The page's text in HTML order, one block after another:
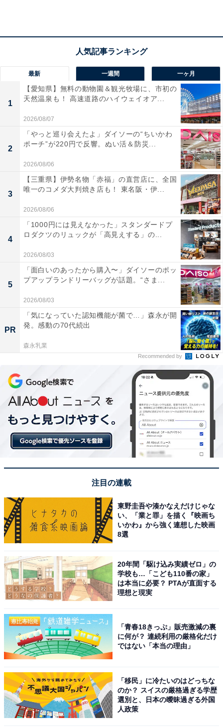
外釜に直接水を入れて、内釜の食材を加熱する
内蔵メニューなどはなく、スイッチをオン／オフするだ
けのシンプルな仕様。加熱時間は2～3カップの炊飯で外
釜に1カップの水を入れると15～25分、8～11カップの炊
飯で外釜に1.5カップの水を入れると35～45分となって
います。
炊飯スイッチのつまみを下にすると加熱が開始する。加熱が終了すると、自
動的にオフになる
今回は油揚げと塩昆布で炊き込みごはんを作ってみたと
ころ、ごはんの粒立ちが良く、鍋で炊いたときのような
しゃっきり感が楽しめる仕上がりでした。安いからとマ
ごはんはおいしく炊けると思います。
味付けは塩昆布のみなので塩気は控えめ。仕上がりに青ネギとショウガの千
切りを加えると
味わいにアクセントが生まれる
最新 一週間 一ヶ月
1
【愛知県】無料の動物園＆観光牧場に、市初の
天然温泉も！ 高速道路のハイウェイオア...
2026/08/07
2
「やっと巡り会えたよ」ダイソーの“ちいかわ
ポーチ”が220円で反響。ぬい活＆防災...
2026/08/06
3
【三重県】伊勢名物「赤福」の直営店に、全国
唯一のコメダ大判焼き店も！ 東名阪・伊...
2026/08/06
4
「1000円には見えなかった」スタンダードプ
ロダクツのリュックが「高見えする」の...
2026/08/03
5
「面白いのあったから購入〜」ダイソーのポッ
プアップランドリーバッグが話題。“さま...
2026/08/03
PR
「気になっていた認知機能が菌で…」森永が開
発。感動の70代続出
森永乳業
Recommended by
注目の連載
東野圭吾や湊かなえだけじゃな
い、「業と罪」を描く『映画ち
いかわ』から強く連想した映画
8選
20年間「駆け込み実績ゼロ」の
学校も…「こども110番の家」
は本当に必要？ PTAが直面する
理想と現実
「青春18きっぷ」販売激減の裏
に何が？ 連続利用の厳格化だけ
ではない「本当の理由」
「移民」に冷たいのはどっちな
のか？ スイスの厳格過ぎる学歴
選別と、日本の曖昧過ぎる外国
人政策